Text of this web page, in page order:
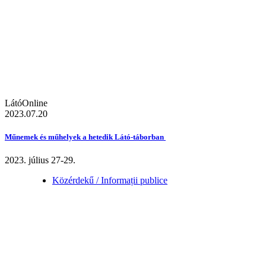
LátóOnline
2023.07.20
Műnemek és műhelyek a hetedik Látó-táborban
2023. július 27-29.
Közérdekű / Informații publice